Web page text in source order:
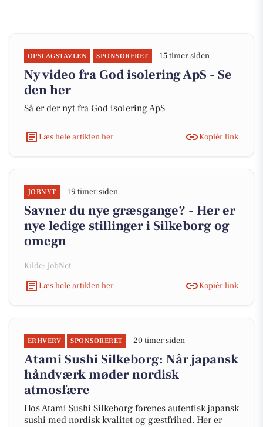
OPSLAGSTAVLEN SPONSORERET 15 timer siden
Ny video fra God isolering ApS - Se
den her
Så er der nyt fra God isolering ApS
Læs hele artiklen her Kopiér link
JOBNYT 19 timer siden
Savner du nye græsgange? - Her er
nye ledige stillinger i Silkeborg og
omegn
Kilde: JobNet
Læs hele artiklen her
Kopiér link
ERHVERV SPONSORERET 20 timer siden
Atami Sushi Silkeborg: Når japansk
håndværk møder nordisk
atmosfære
Hos Atami Sushi Silkeborg forenes autentisk japansk
sushi med nordisk kvalitet og gæstfrihed. Her er